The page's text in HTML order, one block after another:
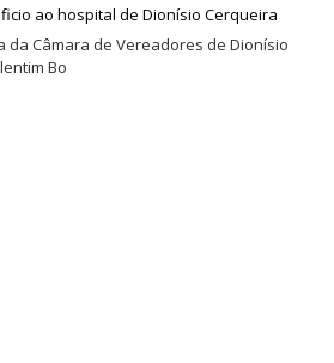
ao hospital de Dionísio Cerqueira
da Câmara de Vereadores de Dionísio
Bo